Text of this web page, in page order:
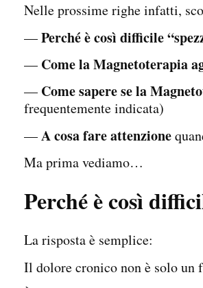
Nelle prossime righe infatti,
—Perché è così difficile
— Come la Magnetoterapia
— Come sapere se la
frequentemente indicata)
—A cosa fare attenzione
Ma prima vediamo…
Perché è così
La risposta è semplice:
Il dolore cronico non è solo un